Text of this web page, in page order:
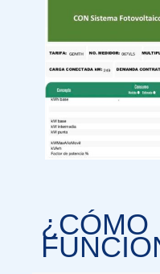
¿CÓMO